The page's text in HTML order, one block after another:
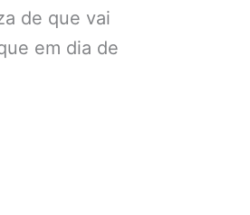
de que vai
em dia de